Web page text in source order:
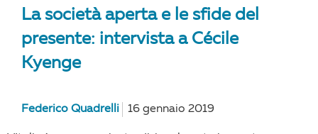
La società aperta e le sfide del
presente: intervista a Cécile
Kyenge
Federico Quadrelli 16 gennaio 2019